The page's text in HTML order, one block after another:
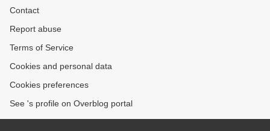
Contact
Report abuse
Terms of Service
Cookies and personal data
Cookies preferences
See 's profile on Overblog portal